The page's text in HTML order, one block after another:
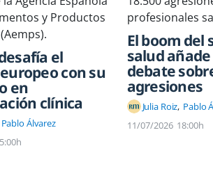
el
con su
en
clínica
Pablo Álvarez
El boom del
salud
debate
agresiones
Julia Roiz Pablo
11/07/2026 18:00h